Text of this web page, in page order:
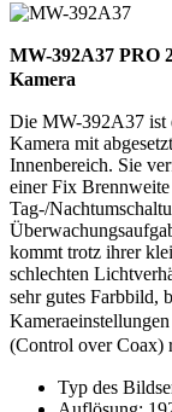
MW-392A37 PRO
Kamera
Die MW-392A37 ist
Kamera mit
Innenbereich. Sie
einer Fix
Tag-/
kommt trotz ihrer
schlechten
sehr gutes Farbbild,
(Control over Coax)
Typ des